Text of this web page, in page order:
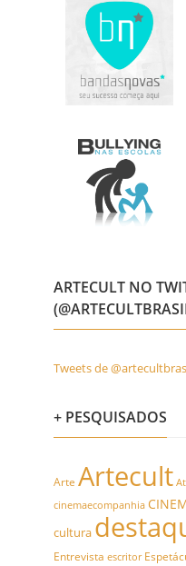
ARTECULT NO
Tweets de
+ PESQUISADOS
Arte Artecult
cinemaecompanhia
cultura
Entrevista escritor